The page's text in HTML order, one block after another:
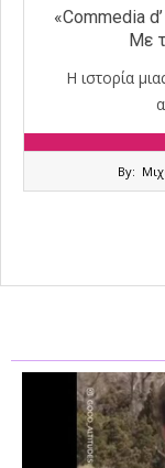
«Commedia
Με
Η ιστορία
By: